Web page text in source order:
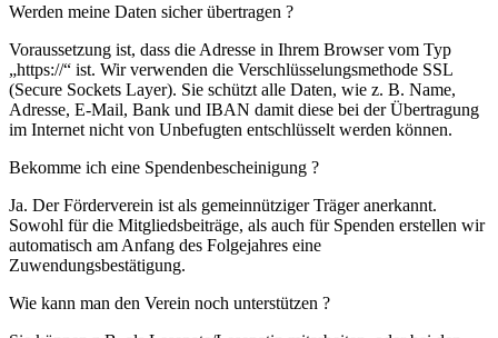
Werden meine Daten sicher übertragen ?
Voraussetzung ist, dass die Adresse in Ihrem Browser vom Typ
„https://“ ist. Wir verwenden die Verschlüsselungsmethode SSL
(Secure Sockets Layer). Sie schützt alle Daten, wie z. B. Name,
Adresse, E-Mail, Bank und IBAN damit diese bei der Übertragung
im Internet nicht von Unbefugten entschlüsselt werden können.
Bekomme ich eine Spendenbescheinigung ?
Ja. Der Förderverein ist als gemeinnütziger Träger anerkannt.
Sowohl für die Mitgliedsbeiträge, als auch für Spenden erstellen wir
automatisch am Anfang des Folgejahres eine
Zuwendungsbestätigung.
Wie kann man den Verein noch unterstützen ?